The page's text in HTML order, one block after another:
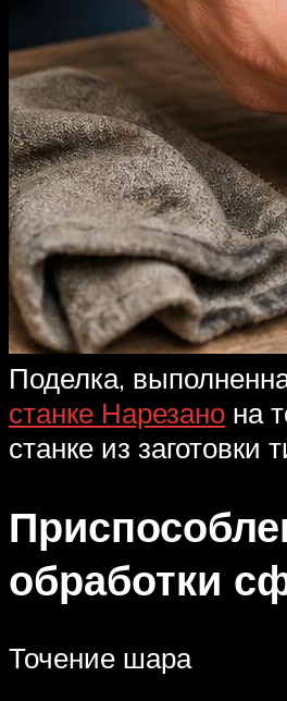
Поделка,
станке Нарезано на
станке из заготовки
обработки
Точение шара